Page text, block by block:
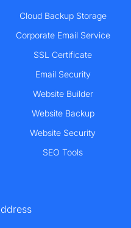
Cloud Backup Storage
Corporate Email Service
SSL Certificate
Email Security
Website Builder
Website Backup
Website Security
SEO Tools